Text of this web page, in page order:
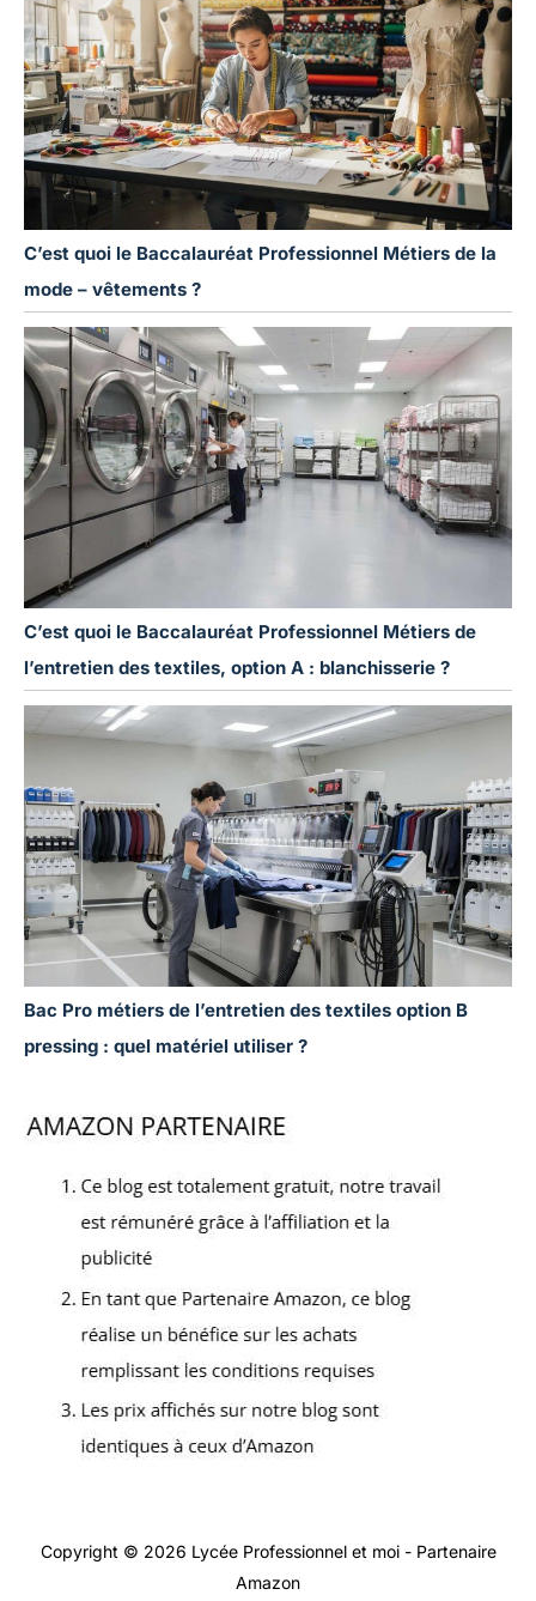
C’est quoi le Baccalauréat Professionnel Métiers de la
mode – vêtements ?
C’est quoi le Baccalauréat Professionnel Métiers de
l’entretien des textiles, option A : blanchisserie ?
Bac Pro métiers de l’entretien des textiles option B
pressing : quel matériel utiliser ?
Copyright © 2026 Lycée Professionnel et moi - Partenaire
Amazon